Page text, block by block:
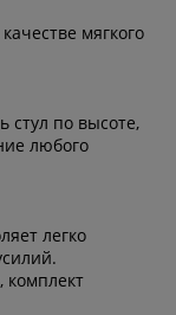
мягкого
стул по высоте,
любого
легко
комплект